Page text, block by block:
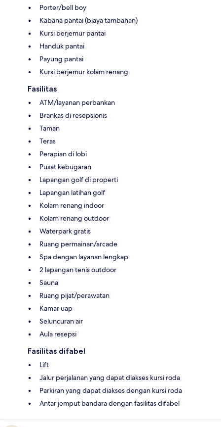
Porter/bell boy
Kabana pantai (biaya tambahan)
Kursi berjemur pantai
Handuk pantai
Payung pantai
Kursi berjemur kolam renang
Fasilitas
ATM/layanan perbankan
Brankas di resepsionis
Taman
Teras
Perapian di lobi
Pusat kebugaran
Lapangan golf di properti
Lapangan latihan golf
Kolam renang indoor
Kolam renang outdoor
Waterpark gratis
Ruang permainan/arcade
Spa dengan layanan lengkap
2 lapangan tenis outdoor
Sauna
Ruang pijat/perawatan
Kamar uap
Seluncuran air
Aula resepsi
Fasilitas difabel
Lift
Jalur perjalanan yang dapat diakses kursi roda
Parkiran yang dapat diakses dengan kursi roda
Antar jemput bandara dengan fasilitas difabel